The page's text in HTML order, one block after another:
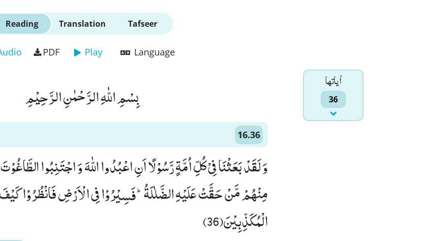
Reading Translation Tafseer
PDF Play Language
اٰياتها
36 بِسْمِ اللّٰهِ الرَّحْمٰنِ الرَّحِیْمِ
16.36
وَ لَقَدْ بَعَثْنَا فِیْ كُلِّ اُمَّةٍ رَّسُوْلًا اَنِ اعْبُدُوا اللّٰهَ وَ اجْتَنِبُوا
مِنْهُمْ مَّنْ حَقَّتْ عَلَیْهِ الضَّلٰلَةُؕ-فَسِیْرُوْا فِی الْاَرْضِ فَانْظُرُوْا
الْمُكَذِّبِیْنَ(36)